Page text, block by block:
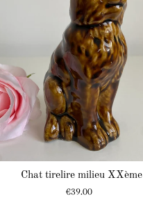
Chat tirelire milieu XXème
Prix
€39.00